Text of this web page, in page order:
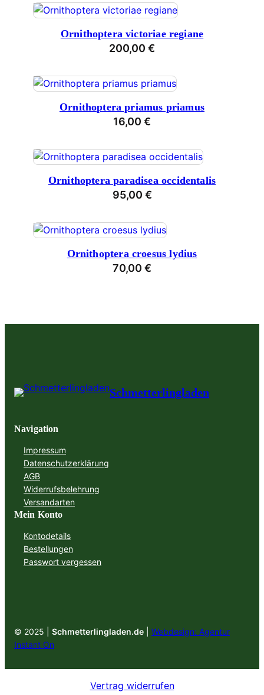
Ornithoptera victoriae regiane
200,00 €
Ornithoptera priamus priamus
16,00 €
Ornithoptera paradisea occidentalis
95,00 €
Ornithoptera croesus lydius
70,00 €
Schmetterlingladen
Navigation
Impressum
Datenschutzerklärung
AGB
Widerrufsbelehrung
Versandarten
Mein Konto
Kontodetails
Bestellungen
Passwort vergessen
© 2025 | Schmetterlingladen.de
Webdesign: Agentur
Instant On
Vertrag widerrufen